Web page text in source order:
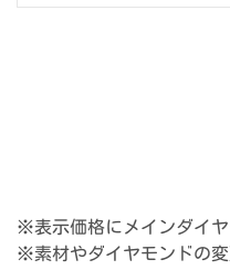
※表示価格にメインダイヤ
※素材やダイヤモンドの変